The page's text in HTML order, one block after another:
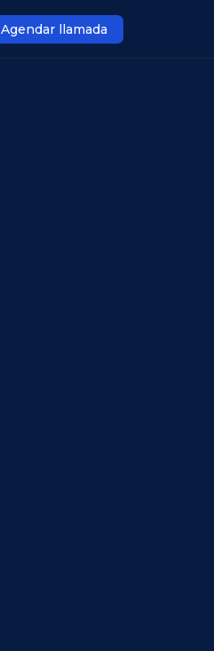
Agendar llamada